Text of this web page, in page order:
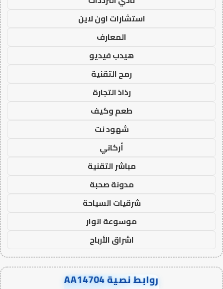
استشارات اون لاين
المعارف
هيدب فيديو
رمح التقنية
رذاذ التجارة
طعم وكيف
شهود نت
أركاني
مباشر التقنية
مدونة صحبة
شرقيات السياحة
موسوعة انوار
اشراق الأرباح
روابط نصية AA14704